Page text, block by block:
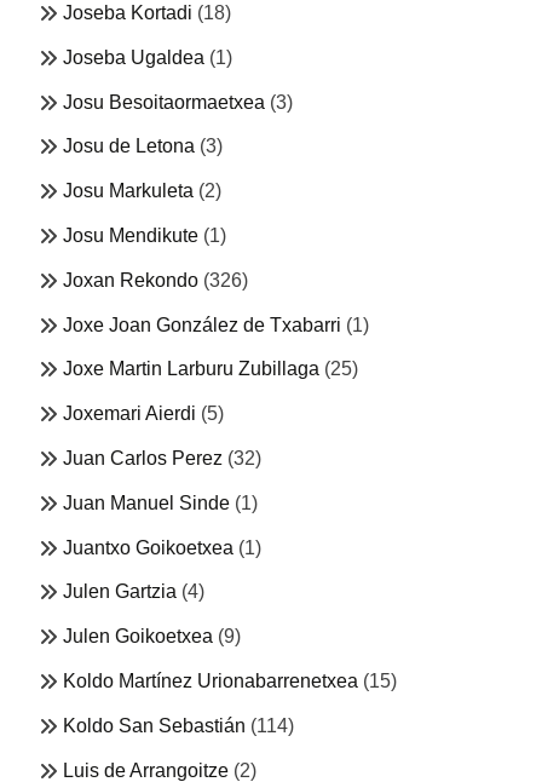
Joseba Kortadi (18)
Joseba Ugaldea (1)
Josu Besoitaormaetxea (3)
Josu de Letona (3)
Josu Markuleta (2)
Josu Mendikute (1)
Joxan Rekondo (326)
Joxe Joan González de Txabarri (1)
Joxe Martin Larburu Zubillaga (25)
Joxemari Aierdi (5)
Juan Carlos Perez (32)
Juan Manuel Sinde (1)
Juantxo Goikoetxea (1)
Julen Gartzia (4)
Julen Goikoetxea (9)
Koldo Martínez Urionabarrenetxea (15)
Koldo San Sebastián (114)
Luis de Arrangoitze (2)